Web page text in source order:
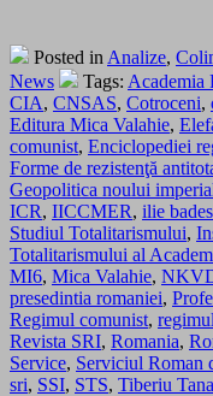
Posted in Analize,
News
Tags: Academia
CIA, CNSAS, Cotroceni,
Editura Mica Valahie,
comunist, Enciclopediei
Forme de rezistenţă
Geopolitica noului
ICR, IICCMER, ilie
Studiul Totalitarismului,
Totalitarismului al
MI6, Mica Valahie,
presedintia romaniei,
Regimul comunist,
Revista SRI, Romania,
Service, Serviciul Roman
sri, SSI, STS, Tiberiu